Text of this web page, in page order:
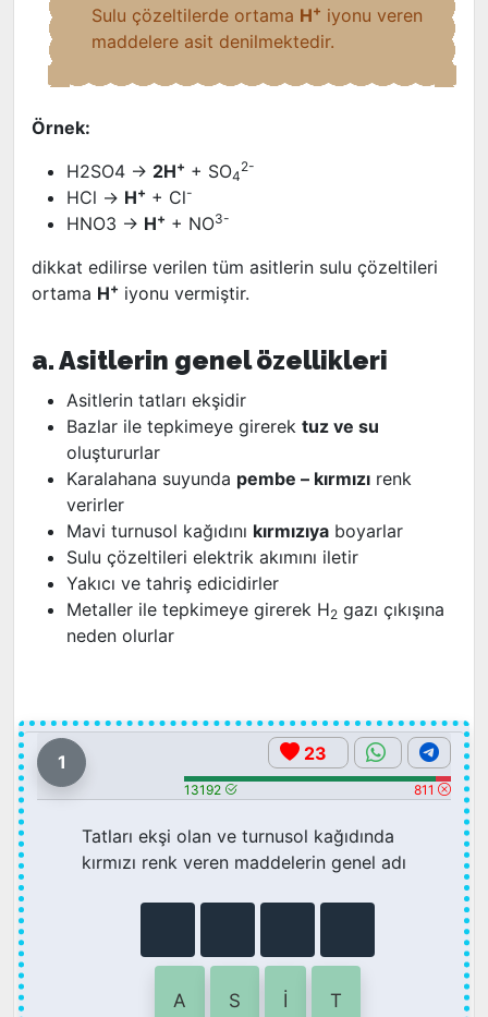
Sulu çözeltilerde ortama H+ iyonu veren
maddelere asit denilmektedir.
Örnek:
H2SO4 -> 2H+ + SO4
2-
HCl -> H+ + Cl-
HNO3 -> H+ + NO3-
dikkat edilirse verilen tüm asitlerin sulu çözeltileri
ortama H+ iyonu vermiştir.
a. Asitlerin genel özellikleri
Asitlerin tatları ekşidir
Bazlar ile tepkimeye girerek tuz ve su
oluştururlar
Karalahana suyunda pembe – kırmızı renk
verirler
Mavi turnusol kağıdını kırmızıya boyarlar
Sulu çözeltileri elektrik akımını iletir
Yakıcı ve tahriş edicidirler
Metaller ile tepkimeye girerek H2 gazı çıkışına
neden olurlar
1 23
13192 811
Tatları ekşi olan ve turnusol kağıdında
kırmızı renk veren maddelerin genel adı
A S İ T